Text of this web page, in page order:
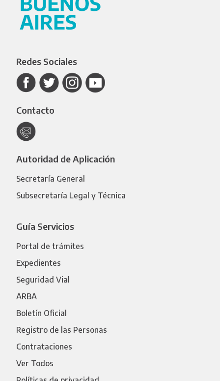
Redes Sociales
Contacto
Autoridad de Aplicación
Secretaría General
Subsecretaría Legal y Técnica
Guía Servicios
Portal de trámites
Expedientes
Seguridad Vial
ARBA
Boletín Oficial
Registro de las Personas
Contrataciones
Ver Todos